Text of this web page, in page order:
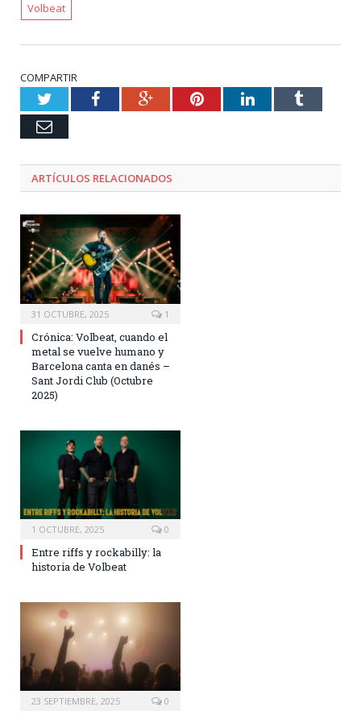
Volbeat
COMPARTIR
TwitterFacebookGoogle+PinterestLinkedInTumblr
Email
ARTÍCULOS RELACIONADOS
31 OCTUBRE, 2025 1
Crónica: Volbeat, cuando el
metal se vuelve humano y
Barcelona canta en danés –
Sant Jordi Club (Octubre
2025)
1 OCTUBRE, 2025 0
Entre riffs y rockabilly: la
historia de Volbeat
23 SEPTIEMBRE, 2025 0